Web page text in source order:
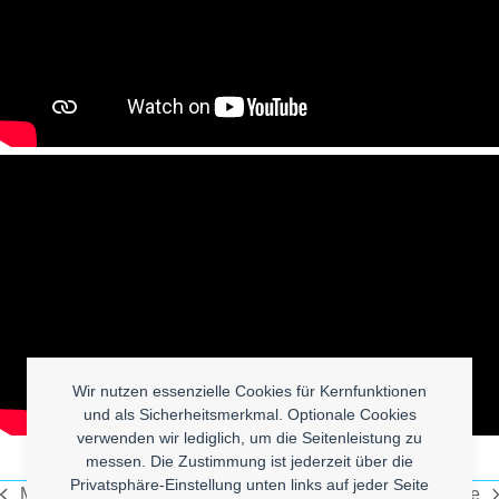
Wir nutzen essenzielle Cookies für Kernfunktionen
und als Sicherheitsmerkmal. Optionale Cookies
verwenden wir lediglich, um die Seitenleistung zu
messen. Die Zustimmung ist jederzeit über die
Privatsphäre-Einstellung unten links auf jeder Seite
Mary on a Cross Terra Naomi – Say it’s possible